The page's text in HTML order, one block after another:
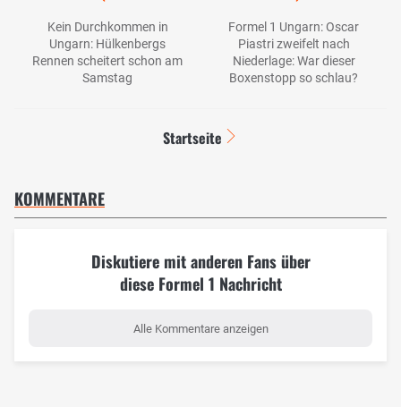
Kein Durchkommen in
Ungarn: Hülkenbergs
Rennen scheitert schon am
Samstag
Formel 1 Ungarn: Oscar
Piastri zweifelt nach
Niederlage: War dieser
Boxenstopp so schlau?
Startseite
KOMMENTARE
Diskutiere mit anderen Fans über
diese Formel 1 Nachricht
Alle Kommentare anzeigen